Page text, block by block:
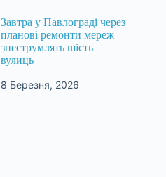
Завтра у Павлограді через
планові ремонти мереж
знеструмлять шість
вулиць
8 Березня, 2026